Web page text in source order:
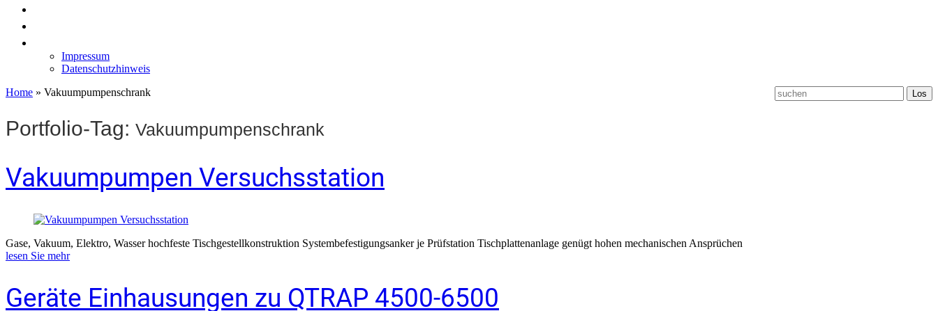
Impressum
Datenschutzhinweis
Home » Vakuumpumpenschrank
Portfolio-Tag: Vakuumpumpenschrank
Vakuumpumpen Versuchsstation
Gase, Vakuum, Elektro, Wasser hochfeste Tischgestellkonstruktion Systembefestigungsanker je Prüfstation Tischplattenanlage genügt hohen mechanischen Ansprüchen
lesen Sie mehr
Geräte Einhausungen zu QTRAP 4500-6500